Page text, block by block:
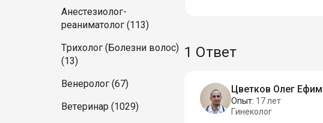
Анестезиолог-
реаниматолог (113)
Трихолог (Болезни волос)
(13)
Венеролог (67)
Ветеринар (1029)
1 Ответ
Цветков Олег
Опыт: 17 лет
Гинеколог